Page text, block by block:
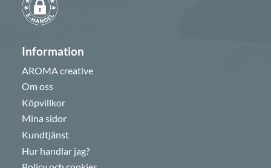
Information
AROMA creative
Om oss
Köpvillkor
Mina sidor
Kundtjänst
Hur handlar jag?